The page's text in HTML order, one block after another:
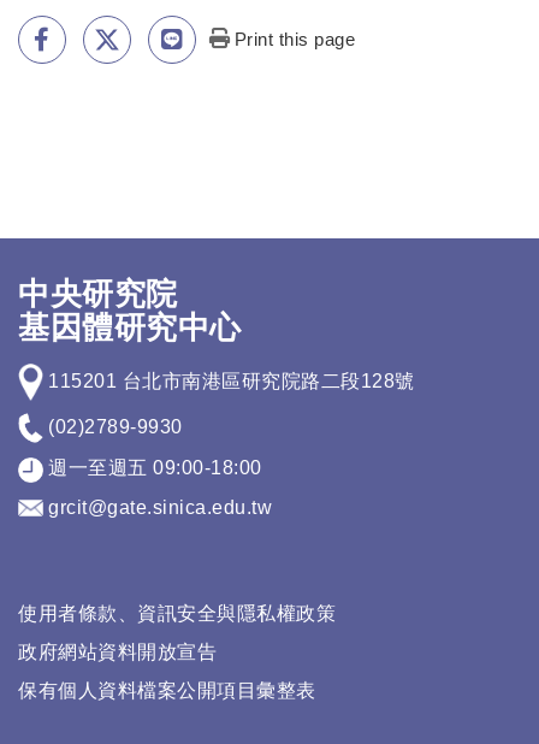
Print this page
中央研究院
基因體研究中心
115201 台北市南港區研究院路二段128號
(02)2789-9930
週一至週五 09:00-18:00
grcit@gate.sinica.edu.tw
使用者條款、資訊安全與隱私權政策
政府網站資料開放宣告
保有個人資料檔案公開項目彙整表